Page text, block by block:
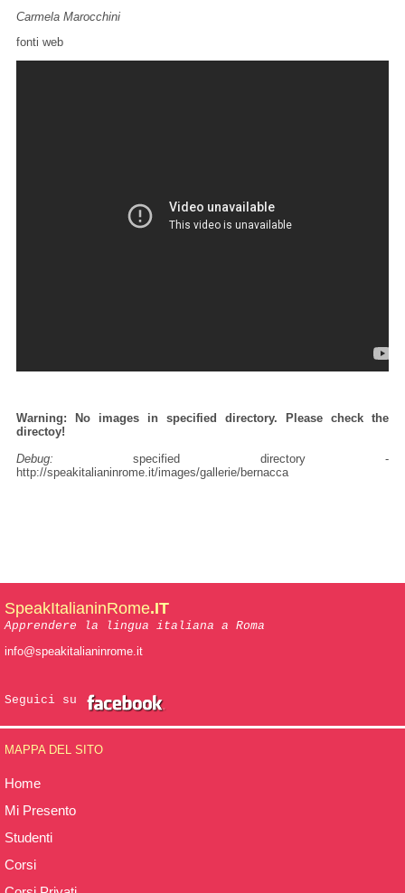
Carmela Marocchini
fonti web
Warning: No images in specified directory. Please check the
directoy!
Debug: specified directory -
http://speakitalianinrome.it/images/gallerie/bernacca
SpeakItalianinRome.IT
Apprendere la lingua italiana a Roma
info@speakitalianinrome.it
Seguici su
MAPPA DEL SITO
Home
Mi Presento
Studenti
Corsi